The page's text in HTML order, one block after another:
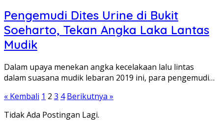
Pengemudi Dites Urine di Bukit
Soeharto, Tekan Angka Laka Lantas
Mudik
Dalam upaya menekan angka kecelakaan lalu lintas
dalam suasana mudik lebaran 2019 ini, para pengemudi…
Paginasi
pos
« Kembali 1 2 3 4 Berikutnya »
Tidak Ada Postingan Lagi.